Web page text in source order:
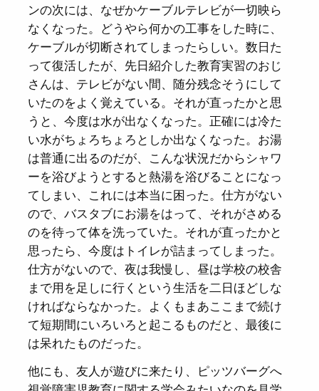
ンの次には、なぜかケーブルテレビが一切映ら
なくなった。どうやら何かの工事をした時に、
ケーブルが切断されてしまったらしい。数日た
って復活したが、先日紹介した教育実習のおじ
さんは、テレビがない間、随分残念そうにして
いたのをよく覚えている。それが直ったかと思
うと、今度は水が出なくなった。正確には冷た
い水がちょろちょろとしか出なくなった。お湯
は普通に出るのだが、こんな状況だからシャワ
ーを浴びようとすると熱湯を浴びることになっ
てしまい、これには本当に困った。仕方がない
ので、バスタブにお湯をはって、それがさめる
のを待って体を洗っていた。それが直ったかと
思ったら、今度はトイレが詰まってしまった。
仕方がないので、夜は我慢し、昼は学校の校舎
まで用を足しに行くという生活を二日ほどしな
ければならなかった。よくもまあここまで続け
て短期間にいろいろと起こるものだと、最後に
は呆れたものだった。
他にも、友人が遊びに来たり、ピッツバーグへ